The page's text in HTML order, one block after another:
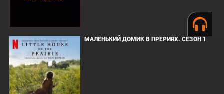
МАЛЕНЬКИЙ ДОМИК В ПРЕРИЯХ. СЕЗОН 1